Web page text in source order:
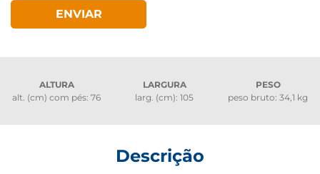
ENVIAR
ALTURA
alt. (cm) com pés: 76
LARGURA
larg. (cm): 105
PESO
peso bruto: 34,1 kg
Descrição